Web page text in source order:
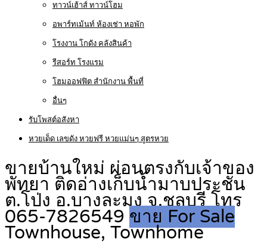
ทาวน์เฮ้าส์ ทาวน์โฮม
อพาร์ทเม้นท์ ห้องเช่า หอพัก
โรงงาน โกดัง คลังสินค้า
รีสอร์ท โรงแรม
โฮมออฟฟิต สำนักงาน พื้นที่
อื่นๆ
รับโพสต์อสังหา
หวยเด็ด เลขดัง หวยฟรี หวยแม่นๆ สูตรหวย
ขายบ้านใหม่ ผ่อนตรงกับเจ้าของ
พัทยา ติดอ่างเก็บน้ำมาบประชัน
ต.โป่ง อ.บางละมุง จ.ชลบุรี โทร
065-7826549 ขาย For Sale
Townhouse, Townhome